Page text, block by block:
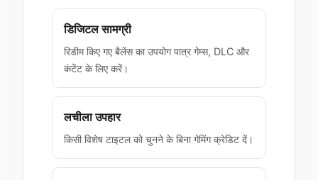
डिजिटल सामग्री
रिडीम किए गए बैलेंस का उपयोग पात्र गेम्स, DLC और
कंटेंट के लिए करें।
लचीला उपहार
किसी विशेष टाइटल को चुनने के बिना गेमिंग क्रेडिट दें।